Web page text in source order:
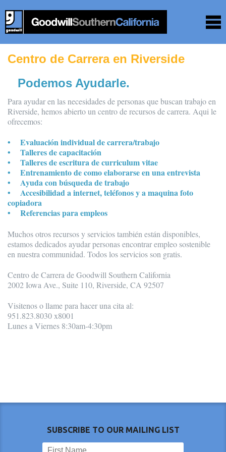
Centro de Carrera en Riverside
Podemos Ayudarle.
Para ayudar en las necesidades de personas que buscan trabajo en
Riverside, hemos abierto un centro de recursos de carrera. Aqui le
ofrecemos:
• Evaluación individual de carrera/trabajo
• Talleres de capacitación
• Talleres de escritura de curriculum vitae
• Entrenamiento de como elaborarse en una entrevista
• Ayuda con búsqueda de trabajo
• Accesibilidad a internet, teléfonos y a maquina foto
copiadora
• Referencias para empleos
Muchos otros recursos y servicios también están disponibles,
estamos dedicados ayudar personas encontrar empleo sostenible
en nuestra communidad. Todos los servicios son gratis.
Centro de Carrera de Goodwill Southern California
2002 Iowa Ave., Suite 110, Riverside, CA 92507
Visitenos o llame para hacer una cita al:
951.823.8030 x8001
Lunes a Viernes 8:30am-4:30pm
SUBSCRIBE TO OUR MAILING LIST